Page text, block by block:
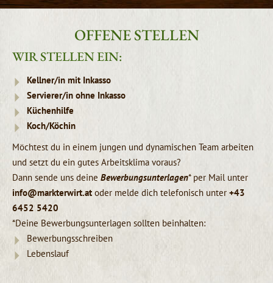
OFFENE STELLEN
WIR STELLEN EIN:
Kellner/in mit Inkasso
Servierer/in ohne Inkasso
Küchenhilfe
Koch/Köchin
Möchtest du in einem jungen und dynamischen Team arbeiten
und setzt du ein gutes Arbeitsklima voraus?
Dann sende uns deine Bewerbungsunterlagen* per Mail unter
info@markterwirt.at oder melde dich telefonisch unter +43
6452 5420
*Deine Bewerbungsunterlagen sollten beinhalten:
Bewerbungsschreiben
Lebenslauf